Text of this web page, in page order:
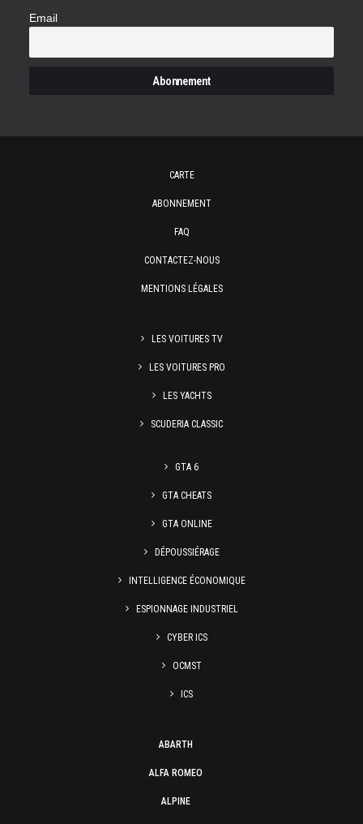
Email
CARTE
ABONNEMENT
FAQ
CONTACTEZ-NOUS
MENTIONS LÉGALES
LES VOITURES TV
LES VOITURES PRO
LES YACHTS
SCUDERIA CLASSIC
GTA 6
GTA CHEATS
GTA ONLINE
DÉPOUSSIÉRAGE
INTELLIGENCE ÉCONOMIQUE
ESPIONNAGE INDUSTRIEL
CYBER ICS
OCMST
ICS
ABARTH
ALFA ROMEO
ALPINE